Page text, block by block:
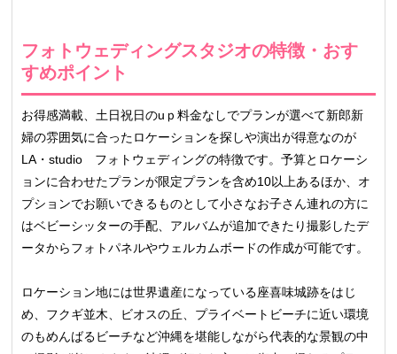
フォトウェディングスタジオの特徴・おす
すめポイント
お得感満載、土日祝日のuｐ料金なしでプランが選べて新郎新
婦の雰囲気に合ったロケーションを探しや演出が得意なのが
LA・studio フォトウェディングの特徴です。予算とロケーシ
ョンに合わせたプランが限定プランを含め10以上あるほか、オ
プションでお願いできるものとして小さなお子さん連れの方に
はベビーシッターの手配、アルバムが追加できたり撮影したデ
ータからフォトパネルやウェルカムボードの作成が可能です。
ロケーション地には世界遺産になっている座喜味城跡をはじ
め、フクギ並木、ビオスの丘、プライベートビーチに近い環境
のもめんばるビーチなど沖縄を堪能しながら代表的な景観の中